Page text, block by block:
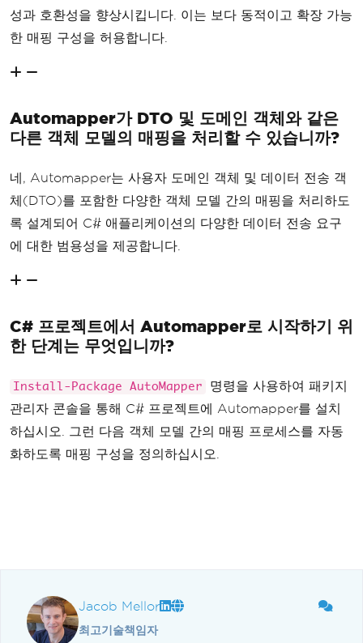
성과 호환성을 향상시킵니다. 이는 보다 동적이고 확장 가능
한 매핑 구성을 허용합니다.
Automapper가 DTO 및 도메인 객체와 같은
다른 객체 모델의 매핑을 처리할 수 있습니까?
네, Automapper는 사용자 도메인 객체 및 데이터 전송 객
체(DTO)를 포함한 다양한 객체 모델 간의 매핑을 처리하도
록 설계되어 C# 애플리케이션의 다양한 데이터 전송 요구
에 대한 범용성을 제공합니다.
C# 프로젝트에서 Automapper로 시작하기 위
한 단계는 무엇입니까?
Install-Package AutoMapper
명령을 사용하여 패키지
관리자 콘솔을 통해 C# 프로젝트에 Automapper를 설치
하십시오. 그런 다음 객체 모델 간의 매핑 프로세스를 자동
화하도록 매핑 구성을 정의하십시오.
Jacob Mellor
최고기술책임자